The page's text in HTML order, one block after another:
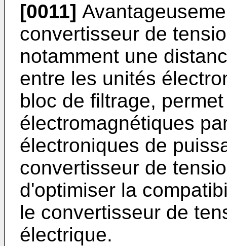
[0011]
convertisseur de
notamment une
entre les unités
bloc de filtrage,
électromagnétiques
électroniques de
convertisseur de
d'optimiser la
le convertisseur de
électrique.